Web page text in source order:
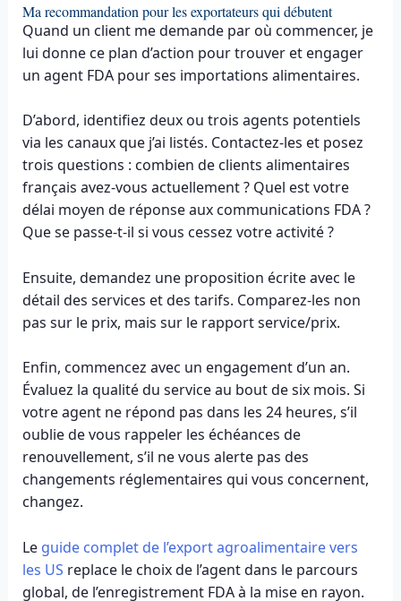
Ma recommandation pour les exportateurs qui débutent
Quand un client me demande par où commencer, je
lui donne ce plan d’action pour trouver et engager
un agent FDA pour ses importations alimentaires.
D’abord, identifiez deux ou trois agents potentiels
via les canaux que j’ai listés. Contactez-les et posez
trois questions : combien de clients alimentaires
français avez-vous actuellement ? Quel est votre
délai moyen de réponse aux communications FDA ?
Que se passe-t-il si vous cessez votre activité ?
Ensuite, demandez une proposition écrite avec le
détail des services et des tarifs. Comparez-les non
pas sur le prix, mais sur le rapport service/prix.
Enfin, commencez avec un engagement d’un an.
Évaluez la qualité du service au bout de six mois. Si
votre agent ne répond pas dans les 24 heures, s’il
oublie de vous rappeler les échéances de
renouvellement, s’il ne vous alerte pas des
changements réglementaires qui vous concernent,
changez.
Le guide complet de l’export agroalimentaire vers
les US replace le choix de l’agent dans le parcours
global, de l’enregistrement FDA à la mise en rayon.